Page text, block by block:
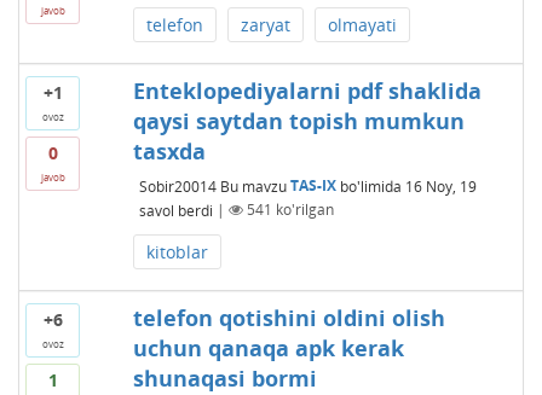
javob
telefon zaryat olmayati
+1
ovoz
0
javob
Enteklopediyalarni pdf shaklida
qaysi saytdan topish mumkun
tasxda
Sobir20014 Bu mavzuTAS-IXbo'limida 16 Noy, 19
savol berdi | 541 ko'rilgan
kitoblar
+6
ovoz
1
telefon qotishini oldini olish
uchun qanaqa apk kerak
shunaqasi bormi